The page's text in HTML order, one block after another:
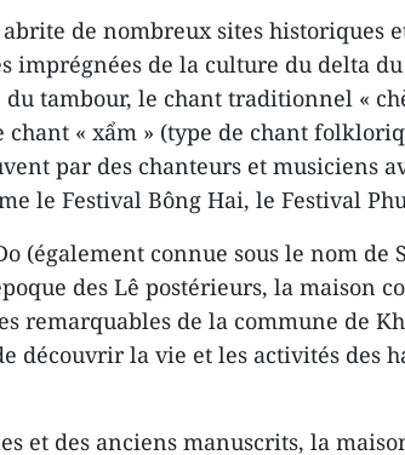
de nombreux sites historiques
imprégnées de la culture du delta
du tambour, le chant traditionnel «
« xẩm » (type de chant
par des chanteurs et musiciens
le Festival Bông Hai, le Festival
(également connue sous le nom de
des Lê postérieurs, la maison
remarquables de la commune de
découvrir la vie et les activités des
et des anciens manuscrits, la